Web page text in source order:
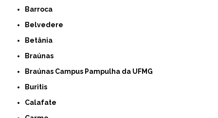
Barroca
Belvedere
Betânia
Braúnas
Braúnas Campus Pampulha da UFMG
Buritis
Calafate